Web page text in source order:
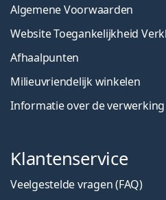
Algemene Voorwaarden
Website Toegankelijkheid
Afhaalpunten
Milieuvriendelijk winkelen
Informatie over de
Klantenservice
Veelgestelde vragen (FAQ)